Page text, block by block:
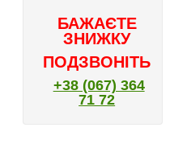
БАЖАЄТЕ
ЗНИЖКУ
ПОДЗВОНІТЬ
+38 (067) 364
71 72